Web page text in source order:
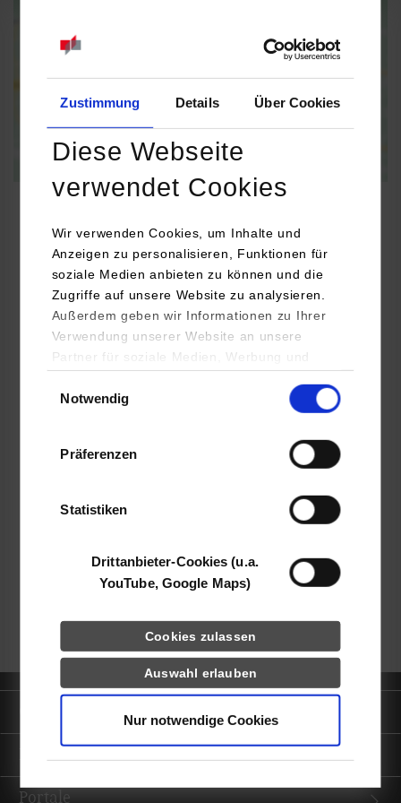
Zustimmung Details Über Cookies
Diese Webseite
verwendet Cookies
Wir verwenden Cookies, um Inhalte und
Anzeigen zu personalisieren, Funktionen für
soziale Medien anbieten zu können und die
Zugriffe auf unsere Website zu analysieren.
Außerdem geben wir Informationen zu Ihrer
Verwendung unserer Website an unsere
Partner für soziale Medien, Werbung und
YouTube, Google Maps) führen diese
Daten zusammen, die Sie ihnen bereitgestellt
haben oder die sie im Rahmen Ihrer Nutzung
Notwendig
Präferenzen
Statistiken
Drittanbieter-Cookies (u.a.
YouTube, Google Maps)
Cookies zulassen
Auswahl erlauben
Nur notwendige Cookies
Einmalig aktivieren
Informatik
n-fuse GmbH
Ossietzkystraße 4
70174
Stuttgart
Dipl-Ing. Thomas Hoppe
zurück zur Ergebnisliste
Informationen für
Portale